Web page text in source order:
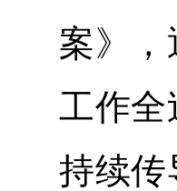
案》
工作全
持续传